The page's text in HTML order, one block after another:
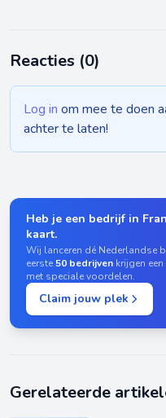
Reacties (0)
Log in om mee te doen
achter te laten!
Heb je een bedrijf in
kaart.
Wij lanceren dé Nederlandse
eerste50 bedrijven krijgen
met speciale voordelen.
Claim jouw plek
Gerelateerde